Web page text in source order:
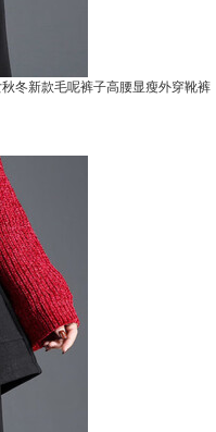
冬新款毛呢裤子高腰显瘦外穿靴裤